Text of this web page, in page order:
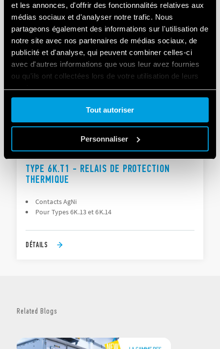
et les annonces, d'offrir des fonctionnalités relatives aux
médias sociaux et d'analyser notre trafic. Nous
partageons également des informations sur l'utilisation de
notre site avec nos partenaires de médias sociaux, de
publicité et d'analyse, qui peuvent combiner celles-ci
avec d'autres informations que vous leur avez fournies
ou qu'ils ont collectées lors de votre utilisation de leurs
services.
Tout autoriser
Personnaliser
Contacts AgNi
Pour Type 6K.04
DÉTAILS
TYPE 6K.T1 - RELAIS DE PROTECTION
THERMIQUE
Contacts AgNi
Pour Types 6K.13 et 6K.14
DÉTAILS
Related Blogs